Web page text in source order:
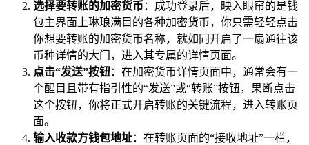
选择要转账的加密货币 ：成功登录后，映入眼帘的是钱
包主界面上琳琅满目的各种加密货币，你只需轻轻点击
你想要转账的加密货币名称，就如同开启了一扇通往该
币种详情的大门，进入其专属的详情页面。
点击“发送”按钮：在加密货币详情页面中，通常会有一
个醒目且带有指引性的“发送”或“转账”按钮，果断点击
这个按钮，你将正式开启转账的关键流程，进入转账页
面。
输入收款方钱包地址：在转账页面的“接收地址”一栏，